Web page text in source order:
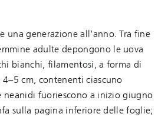
una generazione all’anno. Tra fine
adulte depongono le uova
bianchi, filamentosi, a forma di
cm, contenenti ciascuno
neanidi fuoriescono a inizio giugno
sulla pagina inferiore delle foglie;